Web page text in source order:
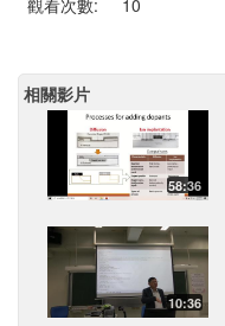
觀看次數:
10
相關影片
58:36
10:36